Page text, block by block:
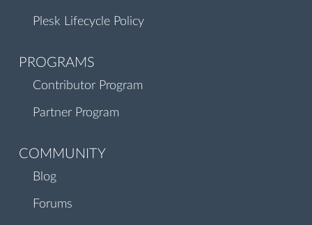
Plesk Lifecycle Policy
PROGRAMS
Contributor Program
Partner Program
COMMUNITY
Blog
Forums